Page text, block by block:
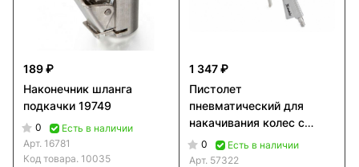
189 ₽
Наконечник шланга
подкачки 19749
0
Есть в наличии
Арт. 16781
Код товара. 10035
1 347 ₽
Пистолет
пневматический для
накачивания колес с
манометром 12 Атм
MATRIX
0
Есть в наличии
Арт. 57322